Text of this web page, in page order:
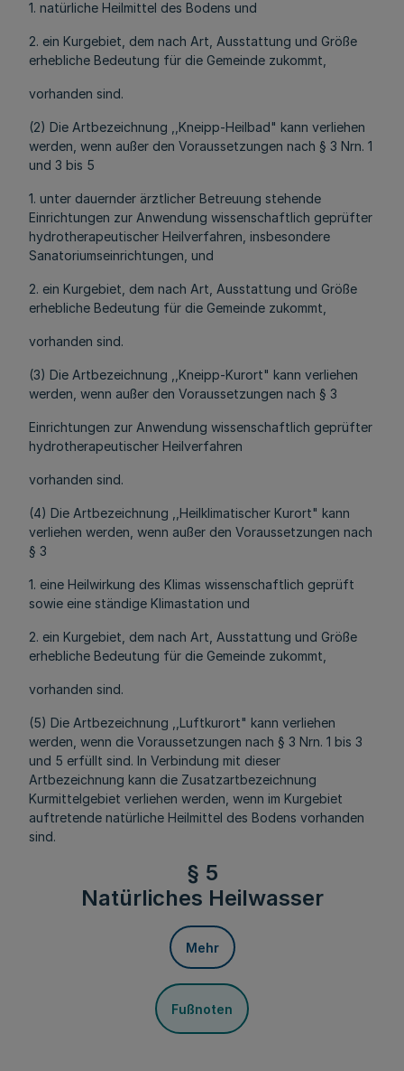
1. natürliche Heilmittel des Bodens und
2. ein Kurgebiet, dem nach Art, Ausstattung und Größe
erhebliche Bedeutung für die Gemeinde zukommt,
vorhanden sind.
(2) Die Artbezeichnung ,,Kneipp-Heilbad" kann verliehen
werden, wenn außer den Voraussetzungen nach § 3 Nrn. 1
und 3 bis 5
1. unter dauernder ärztlicher Betreuung stehende
Einrichtungen zur Anwendung wissenschaftlich geprüfter
hydrotherapeutischer Heilverfahren, insbesondere
Sanatoriumseinrichtungen, und
2. ein Kurgebiet, dem nach Art, Ausstattung und Größe
erhebliche Bedeutung für die Gemeinde zukommt,
vorhanden sind.
(3) Die Artbezeichnung ,,Kneipp-Kurort" kann verliehen
werden, wenn außer den Voraussetzungen nach § 3
Einrichtungen zur Anwendung wissenschaftlich geprüfter
hydrotherapeutischer Heilverfahren
vorhanden sind.
(4) Die Artbezeichnung ,,Heilklimatischer Kurort" kann
verliehen werden, wenn außer den Voraussetzungen nach
§ 3
1. eine Heilwirkung des Klimas wissenschaftlich geprüft
sowie eine ständige Klimastation und
2. ein Kurgebiet, dem nach Art, Ausstattung und Größe
erhebliche Bedeutung für die Gemeinde zukommt,
vorhanden sind.
(5) Die Artbezeichnung ,,Luftkurort" kann verliehen
werden, wenn die Voraussetzungen nach § 3 Nrn. 1 bis 3
und 5 erfüllt sind. In Verbindung mit dieser
Artbezeichnung kann die Zusatzartbezeichnung
Kurmittelgebiet verliehen werden, wenn im Kurgebiet
auftretende natürliche Heilmittel des Bodens vorhanden
sind.
§ 5
Natürliches Heilwasser
Mehr
Fußnoten